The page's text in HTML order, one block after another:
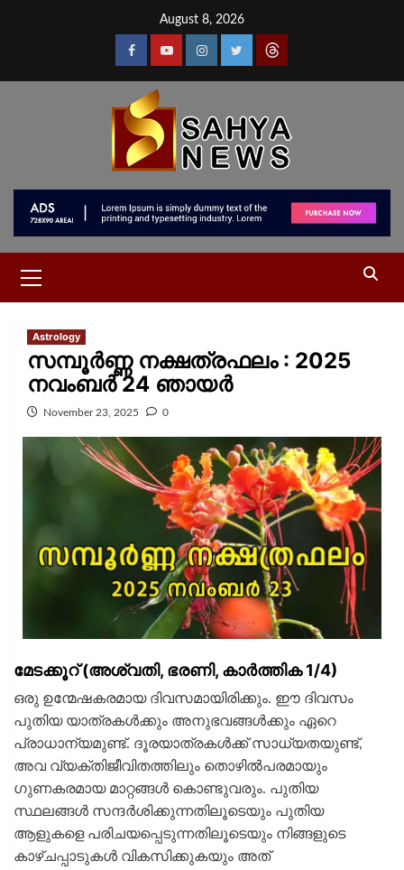
August 8, 2026
Astrology
സമ്പൂർണ്ണ നക്ഷത്രഫലം : 2025
നവംബര്‍ 24 ഞായര്‍
November 23, 2025 0
മേടക്കൂറ് (അശ്വതി, ഭരണി, കാര്‍ത്തിക 1/4)
ഒരു ഉന്മേഷകരമായ ദിവസമായിരിക്കും. ഈ ദിവസം
പുതിയ യാത്രകള്‍ക്കും അനുഭവങ്ങള്‍ക്കും ഏറെ
പ്രാധാന്യമുണ്ട്. ദൂരയാത്രകള്‍ക്ക് സാധ്യതയുണ്ട്,
അവ വ്യക്തിജീവിതത്തിലും തൊഴില്‍പരമായും
ഗുണകരമായ മാറ്റങ്ങള്‍ കൊണ്ടുവരും. പുതിയ
സ്ഥലങ്ങള്‍ സന്ദര്‍ശിക്കുന്നതിലൂടെയും പുതിയ
ആളുകളെ പരിചയപ്പെടുന്നതിലൂടെയും നിങ്ങളുടെ
കാഴ്ചപ്പാടുകള്‍ വികസിക്കുകയും അത്